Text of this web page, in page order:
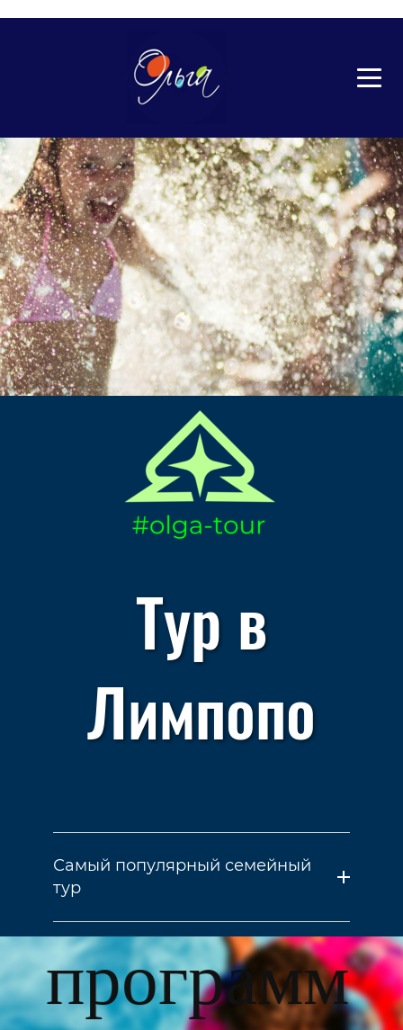
Тур в
Лимпопо
Самый популярный семейный
тур
программ